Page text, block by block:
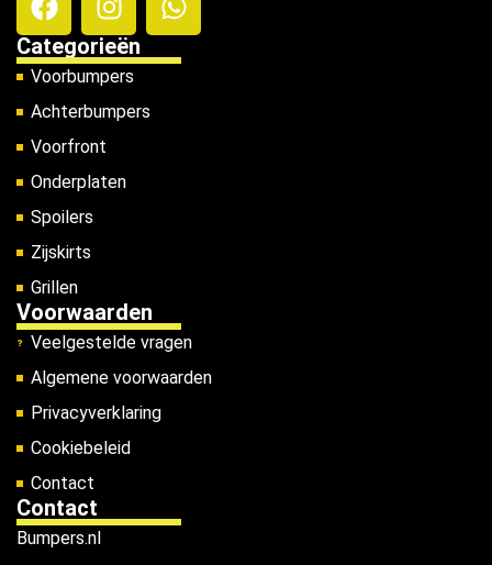
Categorieën
Voorbumpers
Achterbumpers
Voorfront
Onderplaten
Spoilers
Zijskirts
Grillen
Voorwaarden
Veelgestelde vragen
Algemene voorwaarden
Privacyverklaring
Cookiebeleid
Contact
Contact
Bumpers.nl